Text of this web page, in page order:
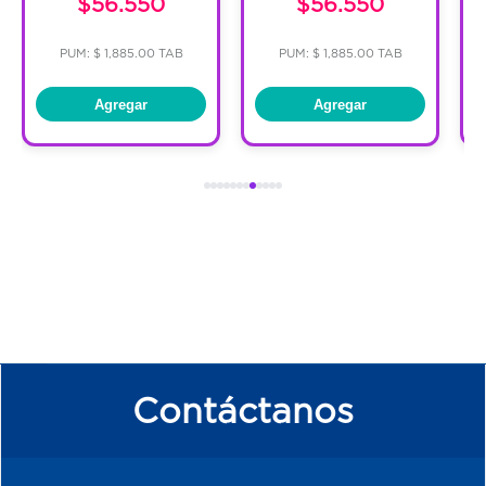
$56.550
PUM: $ 1,885.00 TAB
Agregar
$56.550
PUM: $ 1,885.00 TAB
Agregar
Contáctanos